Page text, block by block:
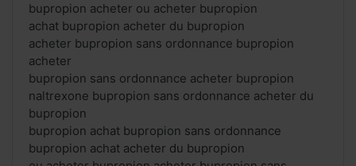
bupropion acheter ou acheter bupropion
achat bupropion acheter du bupropion
acheter bupropion sans ordonnance bupropion
acheter
bupropion sans ordonnance acheter bupropion
naltrexone bupropion sans ordonnance acheter du
bupropion
bupropion achat bupropion sans ordonnance
bupropion achat acheter du bupropion